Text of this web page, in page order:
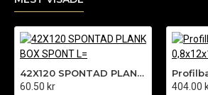
42X120 SPONTAD PLANK BOX SPONT L=
60.50 kr
404.00